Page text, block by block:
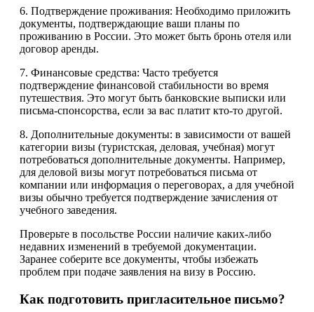
6. Подтверждение проживания: Необходимо приложить
документы, подтверждающие ваши планы по
проживанию в России. Это может быть бронь отеля или
договор аренды.
7. Финансовые средства: Часто требуется
подтверждение финансовой стабильности во время
путешествия. Это могут быть банковские выписки или
письма-спонсорства, если за вас платит кто-то другой.
8. Дополнительные документы: в зависимости от вашей
категории визы (туристская, деловая, учебная) могут
потребоваться дополнительные документы. Например,
для деловой визы могут потребоваться письма от
компании или информация о переговорах, а для учебной
визы обычно требуется подтверждение зачисления от
учебного заведения.
Проверьте в посольстве России наличие каких-либо
недавних изменений в требуемой документации.
Заранее соберите все документы, чтобы избежать
проблем при подаче заявления на визу в Россию.
Как подготовить пригласительное письмо?